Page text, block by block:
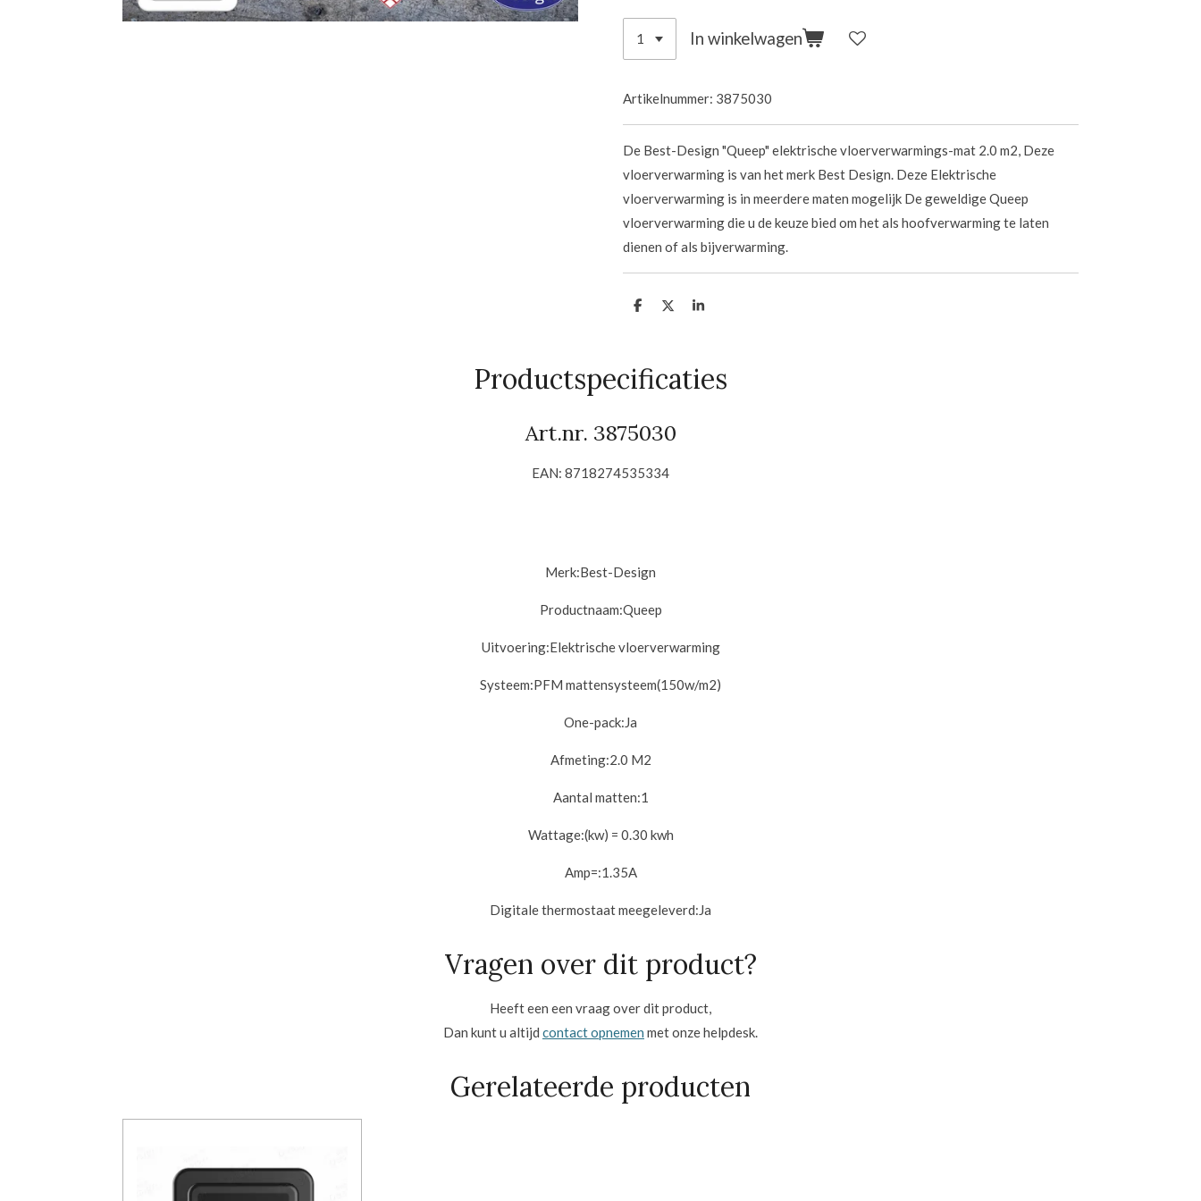
In winkelwagen
Artikelnummer: 3875030
De Best-Design "Queep" elektrische vloerverwarmings-mat 2.0 m2, Deze
vloerverwarming is van het merk Best Design. Deze Elektrische
vloerverwarming is in meerdere maten mogelijk De geweldige Queep
vloerverwarming die u de keuze bied om het als hoofverwarming te laten
dienen of als bijverwarming.
D
D
S
Productspecificaties
Art.nr. 3875030
EAN: 8718274535334
Merk:Best-Design
Productnaam:Queep
Uitvoering:Elektrische vloerverwarming
Systeem:PFM mattensysteem(150w/m2)
One-pack:Ja
Afmeting:2.0 M2
Aantal matten:1
Wattage:(kw) = 0.30 kwh
Amp=:1.35A
Digitale thermostaat meegeleverd:Ja
Vragen over dit product?
Heeft een een vraag over dit product,
Dan kunt u altijd contact opnemen met onze helpdesk.
Gerelateerde producten